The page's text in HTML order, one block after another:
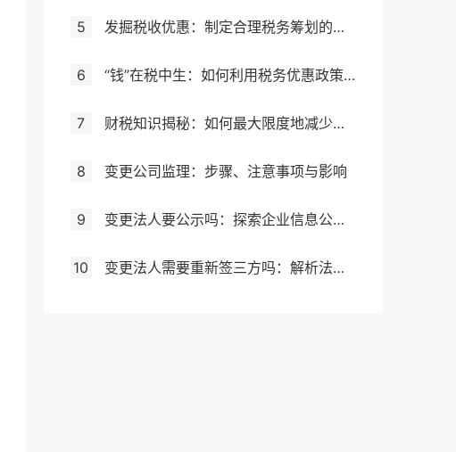
5 发掘税收优惠：制定合理税务筹划的必要步骤
6 “钱”在税中生：如何利用税务优惠政策增加企业利润
7 财税知识揭秘：如何最大限度地减少税务负担
8 变更公司监理：步骤、注意事项与影响
9 变更法人要公示吗：探索企业信息公示制度
10 变更法人需要重新签三方吗：解析法人变更对劳动关系的影响